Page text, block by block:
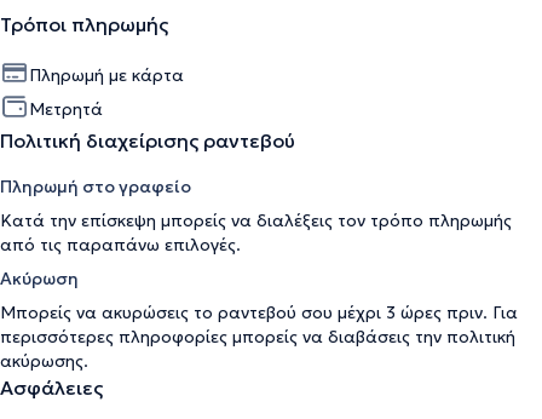
Τρόποι πληρωμής
Πληρωμή με κάρτα
Μετρητά
Πολιτική διαχείρισης ραντεβού
Πληρωμή στο γραφείο
Κατά την επίσκεψη μπορείς να διαλέξεις τον τρόπο πληρωμής
από τις παραπάνω επιλογές.
Ακύρωση
Μπορείς να ακυρώσεις το ραντεβού σου μέχρι 3 ώρες πριν. Για
περισσότερες πληροφορίες μπορείς να διαβάσεις την πολιτική
ακύρωσης.
Ασφάλειες